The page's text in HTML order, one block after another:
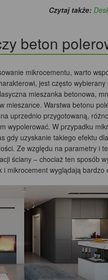
Czytaj także:
beton
mikrocementu, warto
jest często
mieszanka betonowa,
mieszance. Warstwa betonu
uprzednio przygotowaną,
wypolerować. W przypadku
gdy uzyskanie takiego efektu
Ze względu na parametry i
ściany – chociaż ten sposób
mikrocement wyglądają